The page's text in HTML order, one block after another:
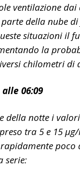
ventilazione
della nube
situazioni il
la
chilometri di
06:09
della notte i
tra 5 e 15
poco
serie: